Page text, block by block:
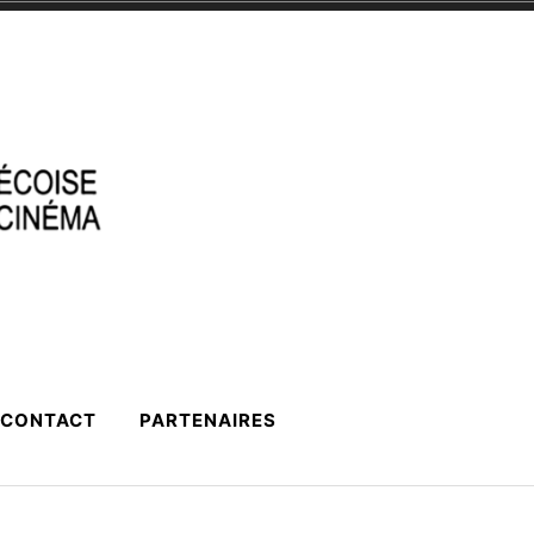
CONTACT PARTENAIRES